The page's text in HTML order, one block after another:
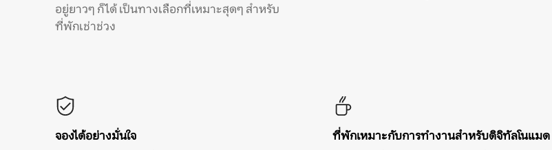
อยู่ยาวๆ ก็ได้ เป็นทางเลือกที่เหมาะสุดๆ สำหรับ
ที่พักเช่าช่วง
จองได้อย่างมั่นใจ
ที่พักเหมาะกับการทำงานสำหรับดิจิทัลโนแมด